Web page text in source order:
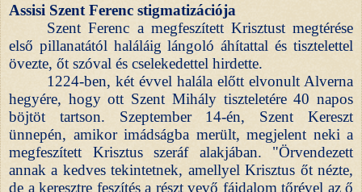
Assisi Szent Ferenc stigmatizációja
Szent Ferenc a megfeszített Krisztust megtérése
első pillanatától haláláig lángoló áhítattal és tisztelettel
övezte, őt szóval és cselekedettel hirdette.
1224-ben, két évvel halála előtt elvonult Alverna
hegyére, hogy ott Szent Mihály tiszteletére 40 napos
böjtöt tartson. Szeptember 14-én, Szent Kereszt
ünnepén, amikor imádságba merült, megjelent neki a
megfeszített Krisztus szeráf alakjában. "Örvendezett
annak a kedves tekintetnek, amellyel Krisztus őt nézte,
de a keresztre feszítés a részt vevő fájdalom tőrével az ő